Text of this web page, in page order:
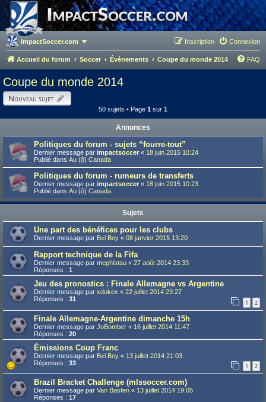
ImpactSoccer.com Connexion
Inscription
Accueil du forum Soccer Évènements Coupe du monde 2014 FAQ
Coupe du monde 2014
Nouveau sujet
50 sujets • Page 1 sur 1
Annonces
Politiques du forum - sujets “fourre-tout”
Dernier message par impactsoccer « 18 juin 2015 10:24
Publié dans Au (ô) Canada
Politiques du forum - rumeurs de transferts
Dernier message par impactsoccer « 18 juin 2015 10:23
Publié dans Au (ô) Canada
Sujets
Une part des bénéfices pour les clubs
Dernier message par Bxl Boy « 08 janvier 2015 13:20
Rapport technique de la Fifa
Dernier message par mephistau « 27 août 2014 23:33
Réponses : 1
Jeu des pronostics : Finale Allemagne vs Argentine
Dernier message par xdukex « 22 juillet 2014 23:27
Réponses : 31 1 2
Finale Allemagne-Argentine dimanche 15h
Dernier message par JoBomber « 16 juillet 2014 11:47
Réponses : 20
Émissions Coup Franc
Dernier message par Bxl Boy « 13 juillet 2014 21:03
Réponses : 33 1 2
Brazil Bracket Challenge (mlssoccer.com)
Dernier message par Van Basten « 13 juillet 2014 19:05
Réponses : 17